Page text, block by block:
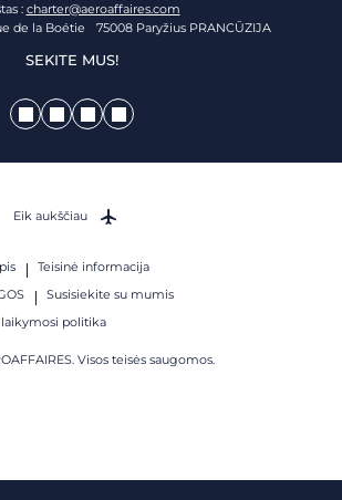
: charter@aeroaffaires.com
de la Boétie 75008 Paryžius PRANCŪZIJA
SEKITE MUS!
Teisinė informacija
Susisiekite su mumis
politika
Visos teisės saugomos.
Eik aukščiau